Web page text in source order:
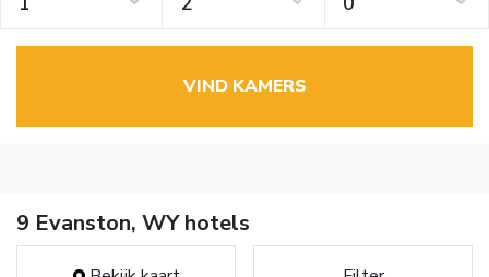
VIND KAMERS
9 Evanston, WY hotels